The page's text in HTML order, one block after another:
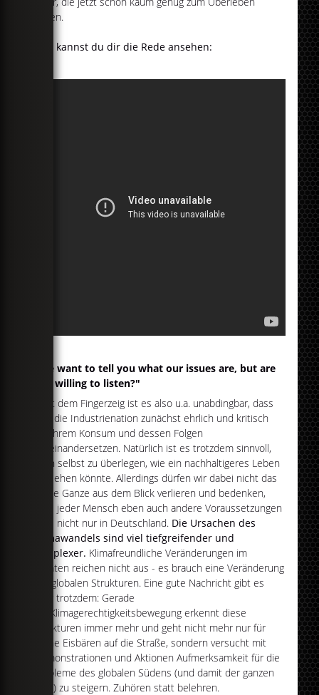
haben.
Hier kannst du dir die Rede ansehen:
"We want to tell you what our issues are, but are
you willing to listen?"
Statt dem Fingerzeig ist es also u.a. unabdingbar, dass
sich die Industrienation zunächst ehrlich und kritisch
mit ihrem Konsum und dessen Folgen
auseinandersetzen. Natürlich ist es trotzdem sinnvoll,
auch selbst zu überlegen, wie ein nachhaltigeres Leben
aussehen könnte. Allerdings dürfen wir dabei nicht das
große Ganze aus dem Blick verlieren und bedenken,
dass jeder Mensch eben auch andere Voraussetzungen
hat - nicht nur in Deutschland. Die Ursachen des
Klimawandels sind viel tiefgreifender und
komplexer. Klimafreundliche Veränderungen im
privaten reichen nicht aus - es brauch eine Veränderung
der globalen Strukturen. Eine gute Nachricht gibt es
aber trotzdem: Gerade
die Klimagerechtigkeitsbewegung erkennt diese
Strukturen immer mehr und geht nicht mehr nur für
kleine Eisbären auf die Straße, sondern versucht mit
Demonstrationen und Aktionen Aufmerksamkeit für die
Probleme des globalen Südens (und damit der ganzen
Welt) zu steigern. Zuhören statt belehren.